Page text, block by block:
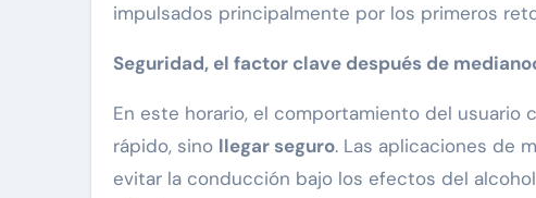
impulsados principalmente por los primeros
Seguridad, el factor clave después de
En este horario, el comportamiento del usuario
rápido, sino llegar seguro. Las aplicaciones de
evitar la conducción bajo los efectos del